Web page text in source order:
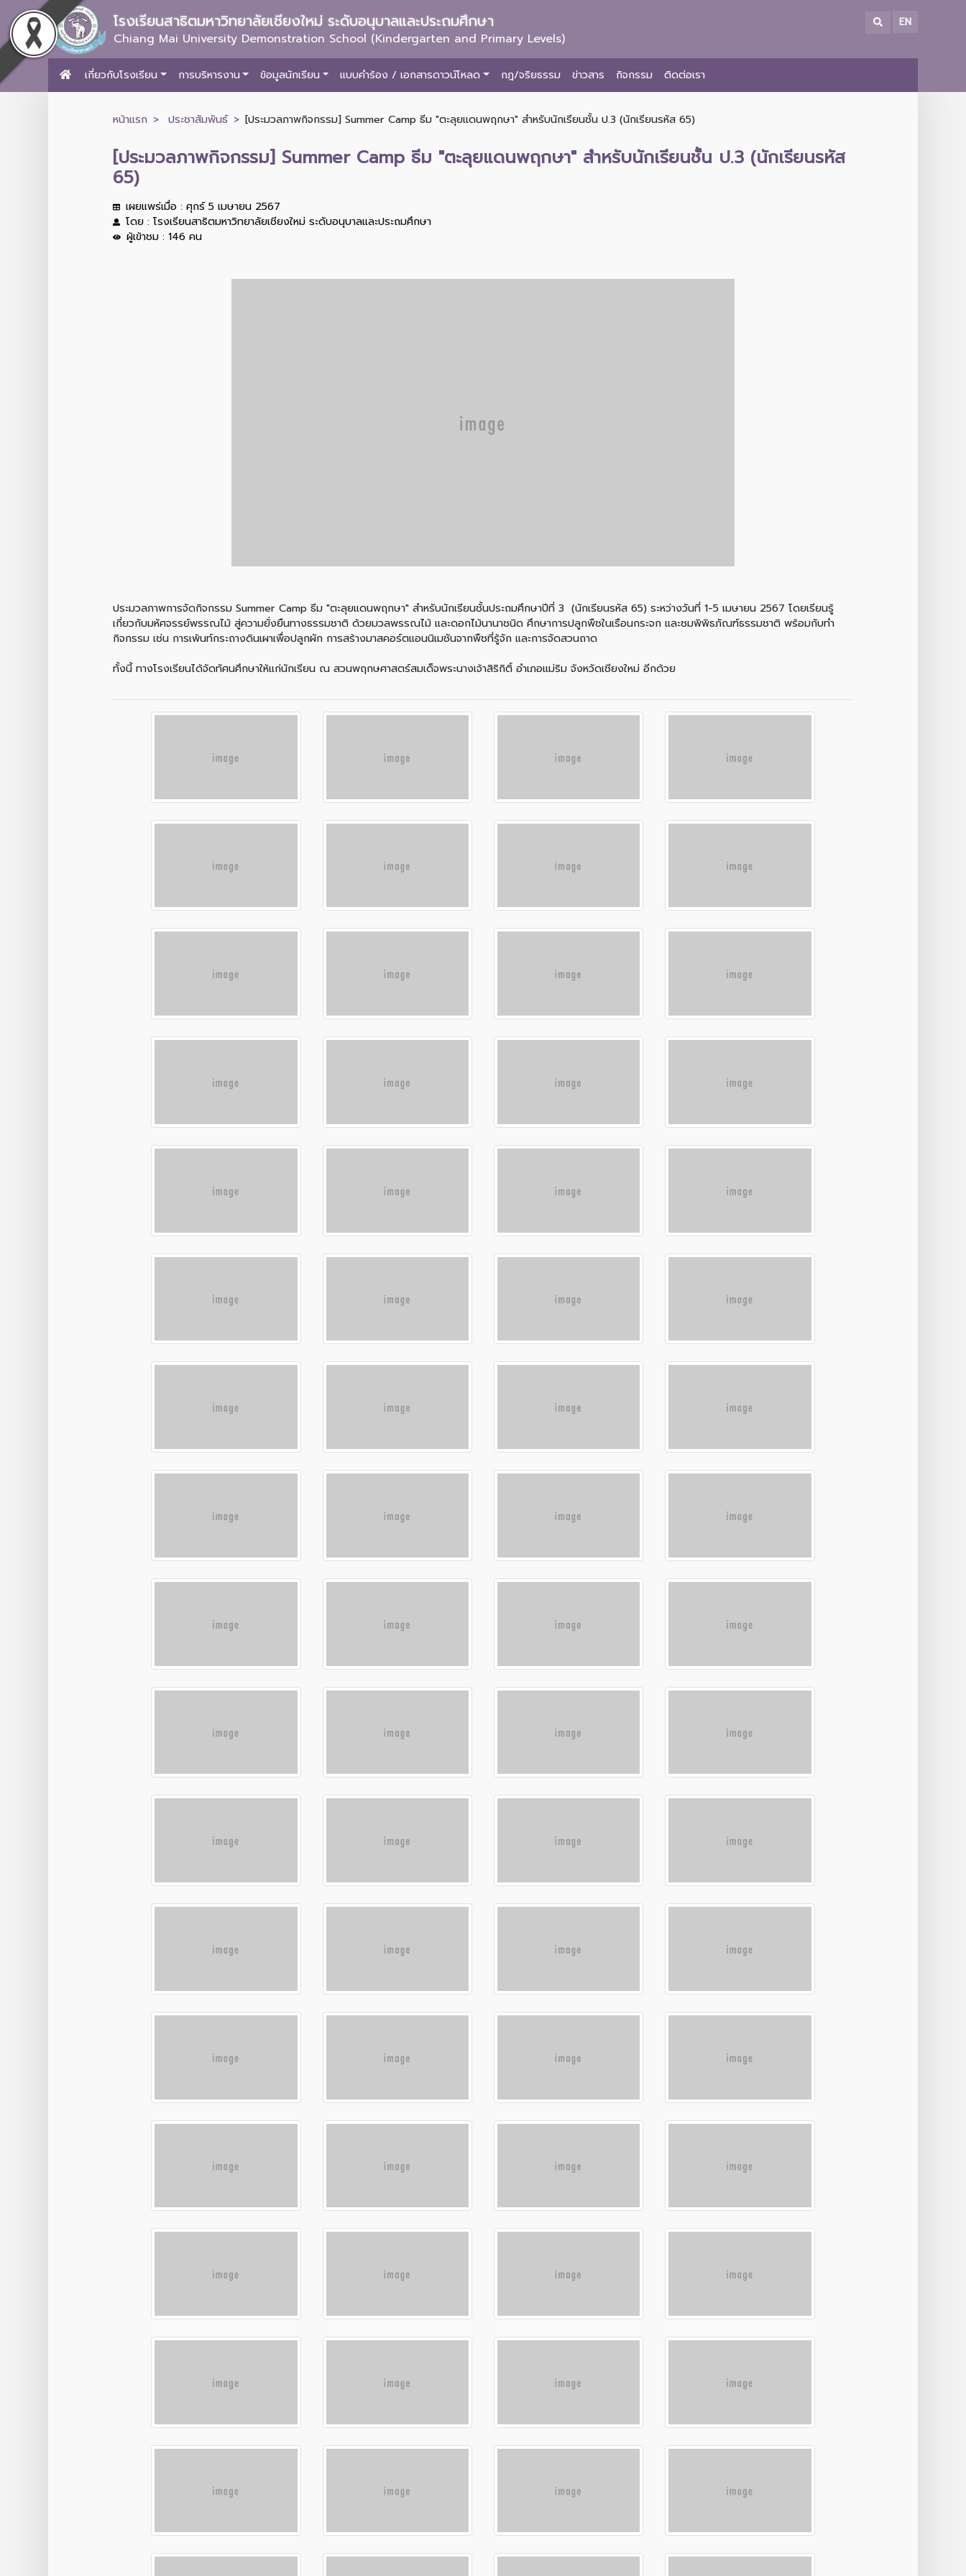
โรงเรียนสาธิตมหาวิทยาลัยเชียงใหม่ ระดับอนุบาลและประถมศึกษา
Chiang Mai University Demonstration School (Kindergarten and Primary Levels)
EN
เกี่ยวกับโรงเรียน การบริหารงาน ข้อมูลนักเรียน แบบคำร้อง / เอกสารดาวน์โหลด กฎ/จริยธรรม ข่าวสาร กิจกรรม ติดต่อเรา
หน้าแรก ประชาสัมพันธ์ [ประมวลภาพกิจกรรม] Summer Camp ธีม "ตะลุยแดนพฤกษา" สำหรับนักเรียนชั้น ป.3 (นักเรียนรหัส 65)
[ประมวลภาพกิจกรรม] Summer Camp ธีม "ตะลุยแดนพฤกษา" สำหรับนักเรียนชั้น ป.3 (นักเรียนรหัส
65)
เผยแพร่เมื่อ : ศุกร์ 5 เมษายน 2567
โดย : โรงเรียนสาธิตมหาวิทยาลัยเชียงใหม่ ระดับอนุบาลและประถมศึกษา
ผู้เข้าชม : 146 คน
ประมวลภาพการจัดกิจกรรม Summer Camp ธีม "ตะลุยแดนพฤกษา" สำหรับนักเรียนชั้นประถมศึกษาปีที่ 3 (นักเรียนรหัส 65) ระหว่างวันที่ 1-5 เมษายน 2567 โดยเรียนรู้
เกี่ยวกับมหัศจรรย์พรรณไม้ สู่ความยั่งยืนทางธรรมชาติ ด้วยมวลพรรณไม้ และดอกไม้นานาชนิด ศึกษาการปลูกพืชในเรือนกระจก และชมพิพิธภัณฑ์ธรรมชาติ พร้อมกับทำ
กิจกรรม เช่น การเพ้นท์กระถางดินเผาเพื่อปลูกผัก การสร้างมาสคอร์ตแอนนิเมชันจากพืชที่รู้จัก และการจัดสวนถาด
ทั้งนี้ ทางโรงเรียนได้จัดทัศนศึกษาให้แก่นักเรียน ณ สวนพฤกษศาสตร์สมเด็จพระนางเจ้าสิริกิติ์ อำเภอแม่ริม จังหวัดเชียงใหม่ อีกด้วย